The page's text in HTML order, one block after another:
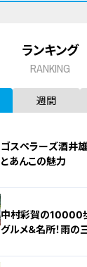
ランキング
RANKING
週間
ゴスペラーズ酒井
とあんこの魅力
中村彩賀の10000
グルメ＆名所！雨の